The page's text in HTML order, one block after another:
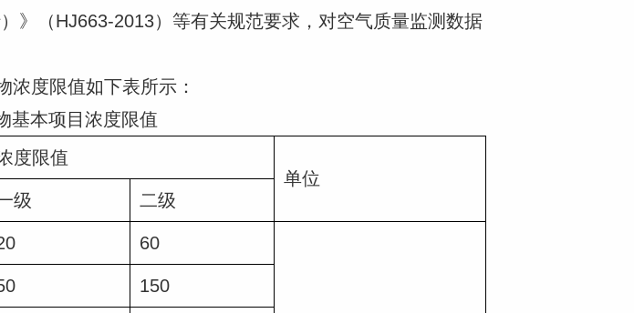
》（HJ663-2013）等有关规范要求，对空气质量监测数据
度限值如下表所示：
基本项目浓度限值
度限值
单位
级
二级
60
150